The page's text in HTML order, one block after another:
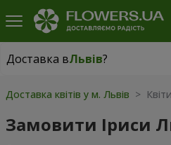
Доставка вЛьвів?
Доставка вЛьвів|
Доставка квітів у м. Львів >
Замовити Іриси